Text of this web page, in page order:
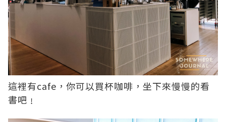
這裡有cafe，你可以買杯咖啡，坐下來慢慢的看
書吧﹗